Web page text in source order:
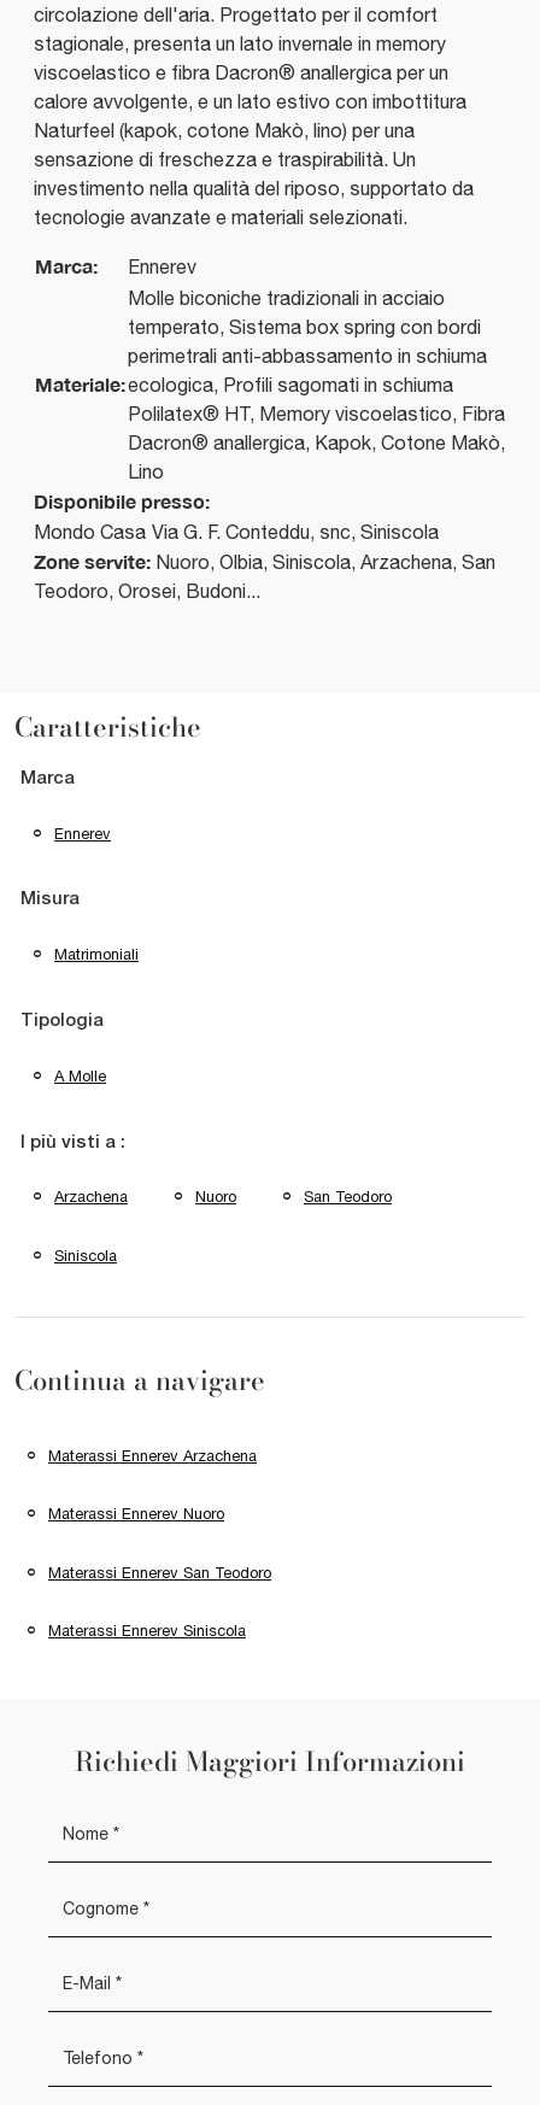
circolazione dell'aria. Progettato per il comfort
stagionale, presenta un lato invernale in memory
viscoelastico e fibra Dacron® anallergica per un
calore avvolgente, e un lato estivo con imbottitura
Naturfeel (kapok, cotone Makò, lino) per una
sensazione di freschezza e traspirabilità. Un
investimento nella qualità del riposo, supportato da
tecnologie avanzate e materiali selezionati.
Marca: Ennerev
Materiale:
Molle biconiche tradizionali in acciaio
temperato, Sistema box spring con bordi
perimetrali anti-abbassamento in schiuma
ecologica, Profili sagomati in schiuma
Polilatex® HT, Memory viscoelastico, Fibra
Dacron® anallergica, Kapok, Cotone Makò,
Lino
Disponibile presso:
Mondo Casa Via G. F. Conteddu, snc, Siniscola
Zone servite: Nuoro, Olbia, Siniscola, Arzachena, San
Teodoro, Orosei, Budoni...
Caratteristiche
Marca
Ennerev
Misura
Matrimoniali
Tipologia
A Molle
I più visti a :
Arzachena Nuoro San Teodoro
Siniscola
Continua a navigare
Materassi Ennerev Arzachena
Materassi Ennerev Nuoro
Materassi Ennerev San Teodoro
Materassi Ennerev Siniscola
Richiedi Maggiori Informazioni